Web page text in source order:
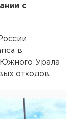
с
в
Южного Урала
отходов.